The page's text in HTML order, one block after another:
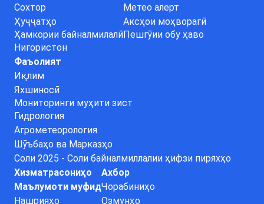
Сохтор
Ҳуҷҷатҳо
Ҳамкории байналмилалӣ
Нигористон
Метео алерт
Аксҳои моҳворагӣ
Пешгӯии обу ҳаво
Фаъолият
Иқлим
Яхшиносӣ
Мониторинги муҳити зист
Гидрология
Агрометеорология
Шӯъбаҳо ва Марказҳо
Соли 2025 - Соли байналмиллалии ҳифзи пиряхҳо
Хизматрасониҳо
Маълумоти муфид
Нашрияҳо
Ахбор
Чорабиниҳо
Озмунҳо